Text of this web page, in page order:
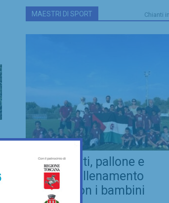
MAESTRI DI SPORT Chianti
Real Chianti, pallone e
bellezza: allenamento
insieme con i bambini